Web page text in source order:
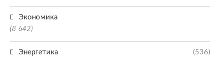
Экономика
(8 642)
Энергетика (536)